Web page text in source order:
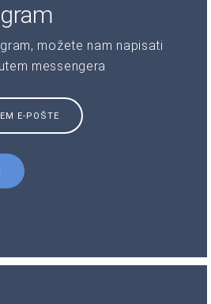
možete nam napisati
messengera
E-POŠTE